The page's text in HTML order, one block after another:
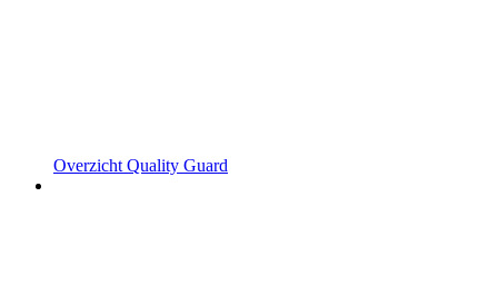
Overzicht Quality Guard